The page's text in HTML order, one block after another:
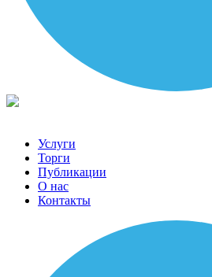
Услуги
Торги
Публикации
О нас
Контакты